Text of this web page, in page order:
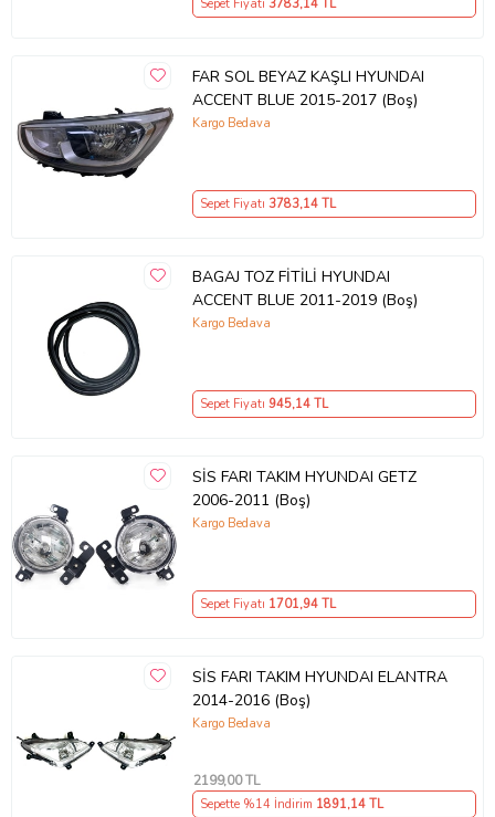
Sepet Fiyatı 3783,14 TL
FAR SOL BEYAZ KAŞLI HYUNDAI
ACCENT BLUE 2015-2017 (Boş)
Kargo Bedava
Sepet Fiyatı 3783,14 TL
BAGAJ TOZ FİTİLİ HYUNDAI
ACCENT BLUE 2011-2019 (Boş)
Kargo Bedava
Sepet Fiyatı 945,14 TL
SİS FARI TAKIM HYUNDAI GETZ
2006-2011 (Boş)
Kargo Bedava
Sepet Fiyatı 1701,94 TL
SİS FARI TAKIM HYUNDAI ELANTRA
2014-2016 (Boş)
Kargo Bedava
2199,00 TL
Sepette %14 İndirim 1891,14 TL